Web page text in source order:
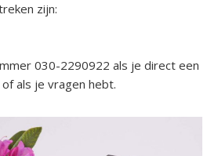
zijn:
030-2290922 als je direct een
als je vragen hebt.